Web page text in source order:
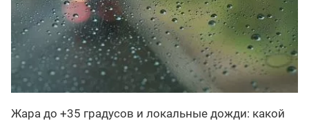
Жара до +35 градусов и локальные дожди: какой